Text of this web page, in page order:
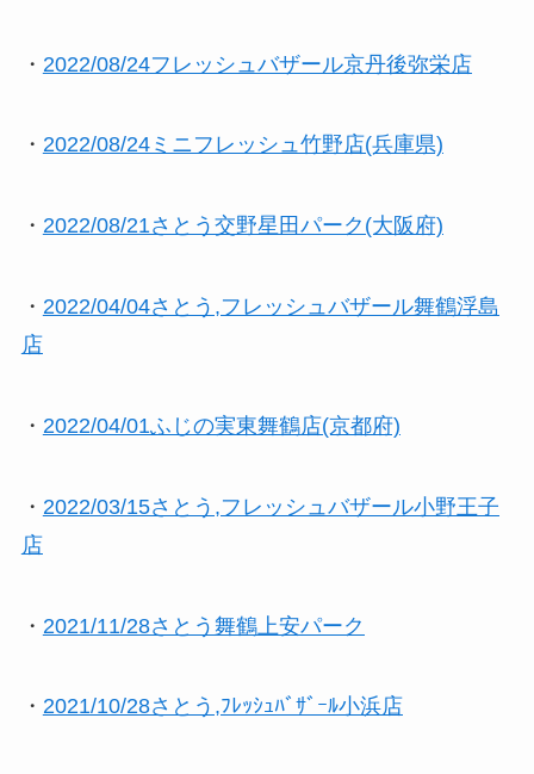
・ 2022/08/24フレッシュバザール京丹後弥栄店
・ 2022/08/24ミニフレッシュ竹野店(兵庫県)
・ 2022/08/21さとう交野星田パーク(大阪府)
・ 2022/04/04さとう,フレッシュバザール舞鶴浮島
店
・ 2022/04/01ふじの実東舞鶴店(京都府)
・ 2022/03/15さとう,フレッシュバザール小野王子
店
・ 2021/11/28さとう舞鶴上安パーク
・ 2021/10/28さとう,ﾌﾚｯｼｭﾊﾞｻﾞｰﾙ小浜店